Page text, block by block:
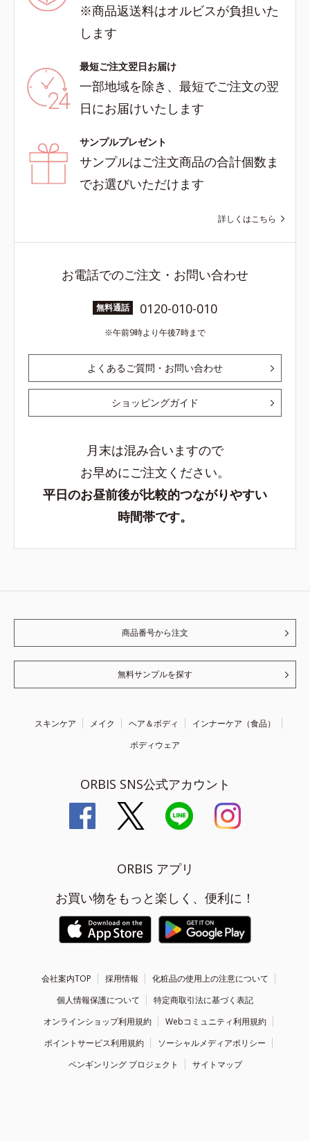
※商品返送料はオルビスが負担いた
します
最短ご注文翌日お届け
一部地域を除き、最短でご注文の翌
日にお届けいたします
サンプルプレゼント
サンプルはご注文商品の合計個数ま
でお選びいただけます
詳しくはこちら
お電話でのご注文・お問い合わせ
無料通話 0120-010-010
午前9時より午後7時まで
よくあるご質問・お問い合わせ
ショッピングガイド
月末は混み合いますので
お早めにご注文ください。
平日のお昼前後が比較的つながりやすい
時間帯です。
商品番号から注文
無料サンプルを探す
スキンケア メイク ヘア＆ボディ
インナーケア（食品）
ボディウェア
ORBIS SNS公式アカウント
ORBIS アプリ
お買い物をもっと楽しく、便利に！
会社案内TOP 採用情報
化粧品の使用上の注意について
個人情報保護について
特定商取引法に基づく表記
オンラインショップ利用規約
Webコミュニティ利用規約
ポイントサービス利用規約
ソーシャルメディアポリシー
ペンギンリング プロジェクト
サイトマップ